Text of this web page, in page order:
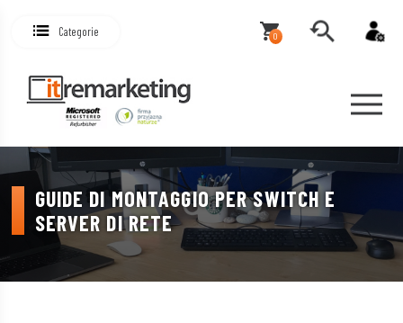
Categorie 0
GUIDE DI MONTAGGIO PER SWITCH E
SERVER DI RETE